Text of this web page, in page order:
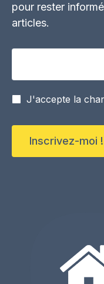
pour rester
articles.
J'accepte la
Inscrivez-moi !